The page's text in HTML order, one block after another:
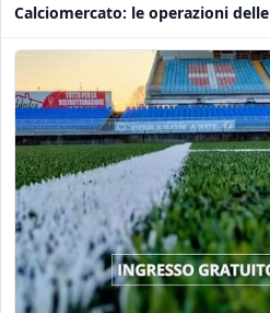
Calciomercato: le operazioni